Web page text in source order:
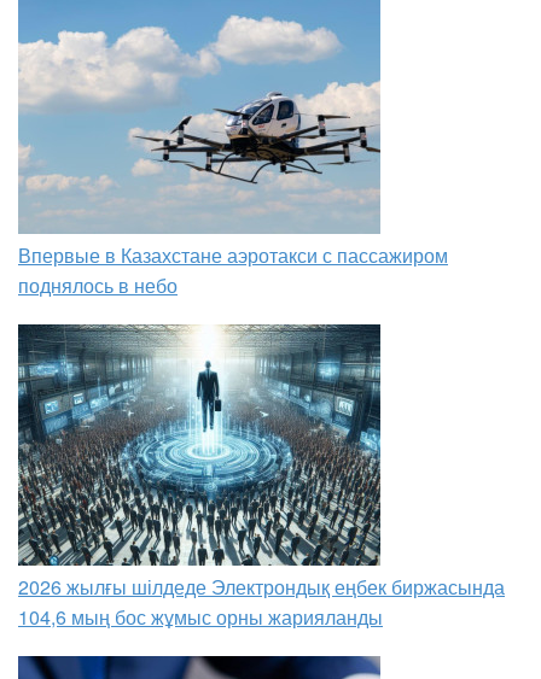
Впервые в Казахстане аэротакси с пассажиром
поднялось в небо
2026 жылғы шілдеде Электрондық еңбек биржасында
104,6 мың бос жұмыс орны жарияланды